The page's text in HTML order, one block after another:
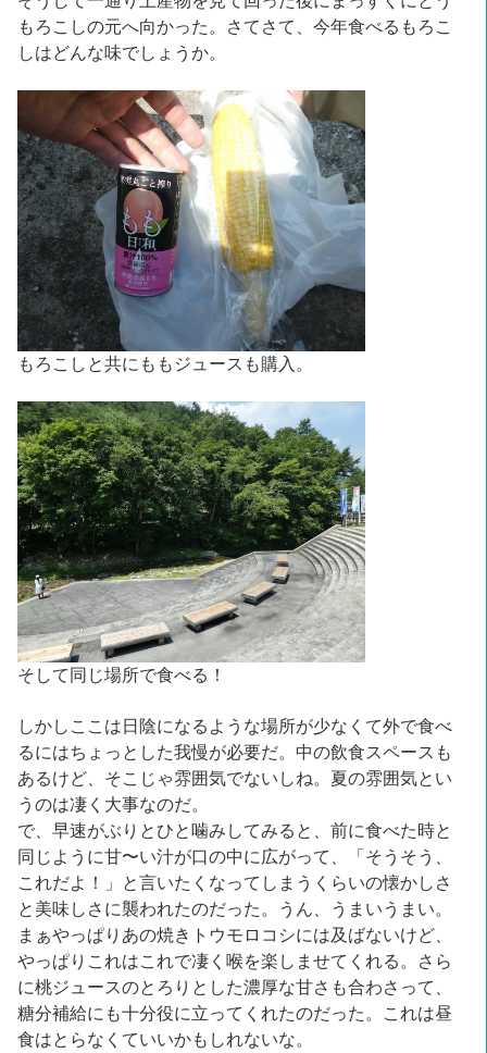
もろこしの元へ向かった。さてさて、今年食べるもろこ
しはどんな味でしょうか。
もろこしと共にももジュースも購入。
そして同じ場所で食べる！
しかしここは日陰になるような場所が少なくて外で食べ
るにはちょっとした我慢が必要だ。中の飲食スペースも
あるけど、そこじゃ雰囲気でないしね。夏の雰囲気とい
うのは凄く大事なのだ。
で、早速がぶりとひと噛みしてみると、前に食べた時と
同じように甘〜い汁が口の中に広がって、「そうそう、
これだよ！」と言いたくなってしまうくらいの懐かしさ
と美味しさに襲われたのだった。うん、うまいうまい。
まぁやっぱりあの焼きトウモロコシには及ばないけど、
やっぱりこれはこれで凄く喉を楽しませてくれる。さら
に桃ジュースのとろりとした濃厚な甘さも合わさって、
糖分補給にも十分役に立ってくれたのだった。これは昼
食はとらなくていいかもしれないな。